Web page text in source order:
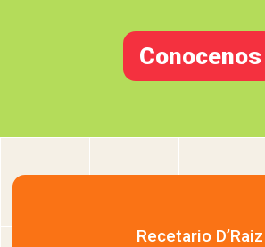
Conocenos
Recetario D’Raiz